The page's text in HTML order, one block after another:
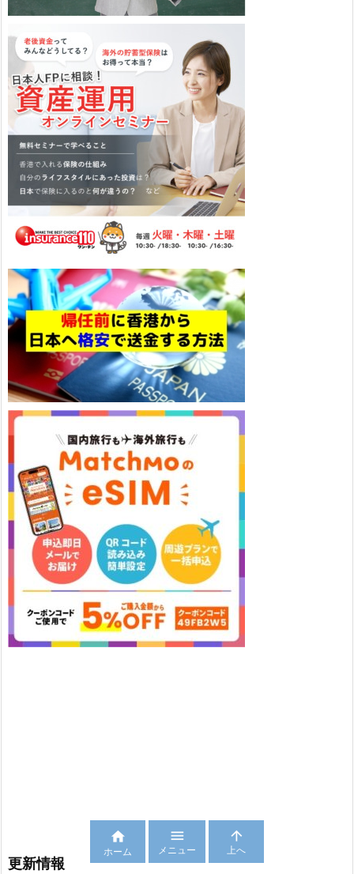
更新情報

ホーム

メニュー

上へ